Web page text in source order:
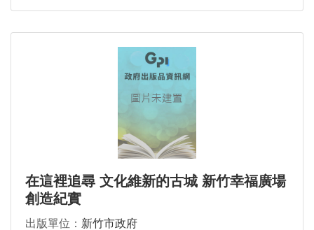
在這裡追尋 文化維新的古城 新竹幸福廣場
創造紀實
出版單位： 新竹市政府